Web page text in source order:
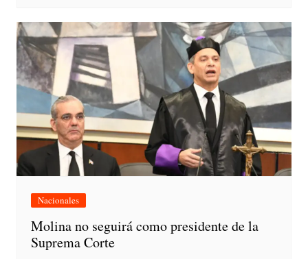
Nacionales
Molina no seguirá como presidente de la
Suprema Corte